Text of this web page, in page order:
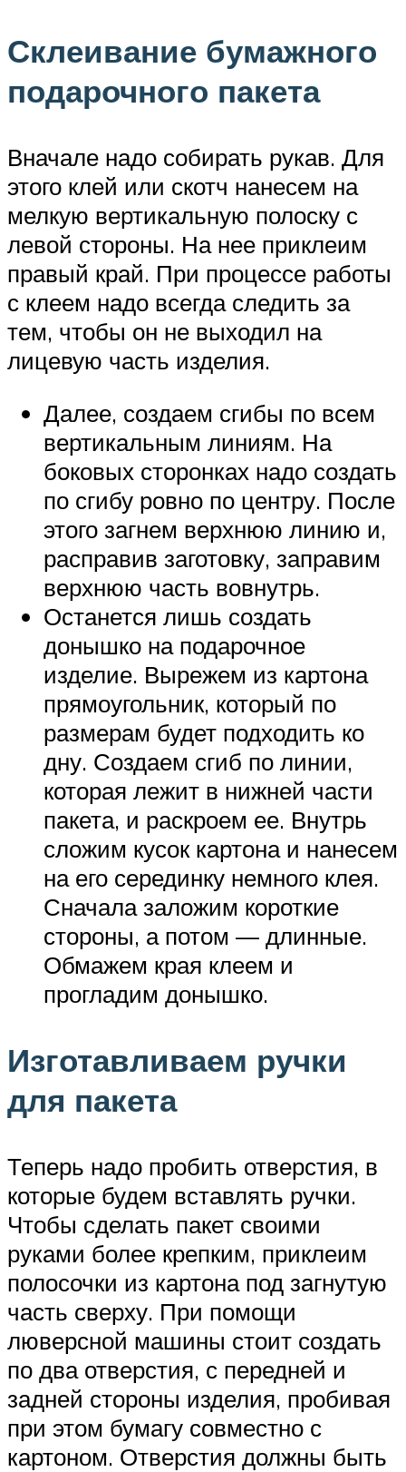
Склеивание бумажного
подарочного пакета
Вначале надо собирать рукав. Для
этого клей или скотч нанесем на
мелкую вертикальную полоску с
левой стороны. На нее приклеим
правый край. При процессе работы
с клеем надо всегда следить за
тем, чтобы он не выходил на
лицевую часть изделия.
Далее, создаем сгибы по всем
вертикальным линиям. На
боковых сторонках надо создать
по сгибу ровно по центру. После
этого загнем верхнюю линию и,
расправив заготовку, заправим
верхнюю часть вовнутрь.
Останется лишь создать
донышко на подарочное
изделие. Вырежем из картона
прямоугольник, который по
размерам будет подходить ко
дну. Создаем сгиб по линии,
которая лежит в нижней части
пакета, и раскроем ее. Внутрь
сложим кусок картона и нанесем
на его серединку немного клея.
Сначала заложим короткие
стороны, а потом — длинные.
Обмажем края клеем и
прогладим донышко.
Изготавливаем ручки
для пакета
Теперь надо пробить отверстия, в
которые будем вставлять ручки.
Чтобы сделать пакет своими
руками более крепким, приклеим
полосочки из картона под загнутую
часть сверху. При помощи
люверсной машины стоит создать
по два отверстия, с передней и
задней стороны изделия, пробивая
при этом бумагу совместно с
картоном. Отверстия должны быть